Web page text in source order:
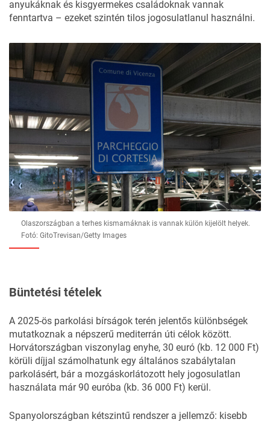
anyukáknak és kisgyermekes családoknak vannak
fenntartva – ezeket szintén tilos jogosulatlanul használni.
Olaszországban a terhes kismamáknak is vannak külön kijelölt helyek.
Fotó: GitoTrevisan/Getty Images
Büntetési tételek
A 2025-ös parkolási bírságok terén jelentős különbségek
mutatkoznak a népszerű mediterrán úti célok között.
Horvátországban viszonylag enyhe, 30 euró (kb. 12 000 Ft)
körüli díjjal számolhatunk egy általános szabálytalan
parkolásért, bár a mozgáskorlátozott hely jogosulatlan
használata már 90 euróba (kb. 36 000 Ft) kerül.
Spanyolországban kétszintű rendszer a jellemző: kisebb